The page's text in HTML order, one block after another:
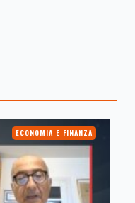
ECONOMIA E FINANZA